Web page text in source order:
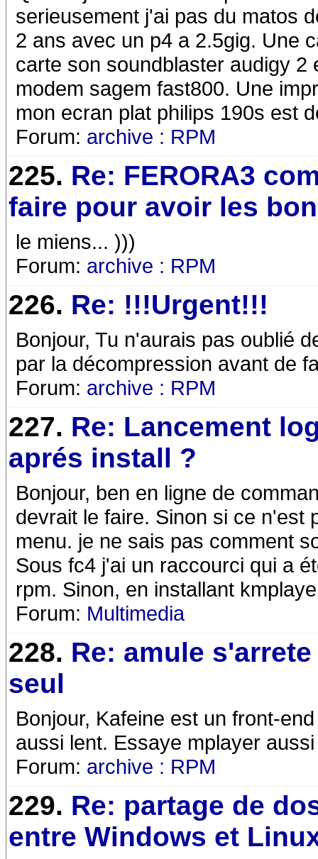
serieusement j'ai pas du matos
2 ans avec un p4 a 2.5gig. Une
carte son soundblaster audigy
modem sagem fast800. Une
mon ecran plat philips 190s est
Forum: archive : RPM
225. Re: FERORA3
faire pour avoir les
le miens... )))
Forum: archive : RPM
226. Re: !!!Urgent!!!
Bonjour, Tu n'aurais pas oublié
par la décompression avant de
Forum: archive : RPM
227. Re: Lancement
aprés install ?
Bonjour, ben en ligne de
devrait le faire. Sinon si ce n'est
menu. je ne sais pas comment
Sous fc4 j'ai un raccourci qui a
rpm. Sinon, en installant
Forum: Multimedia
228. Re: amule
seul
Bonjour, Kafeine est un front-
aussi lent. Essaye mplayer
Forum: archive : RPM
229. Re: partage de
entre Windows et